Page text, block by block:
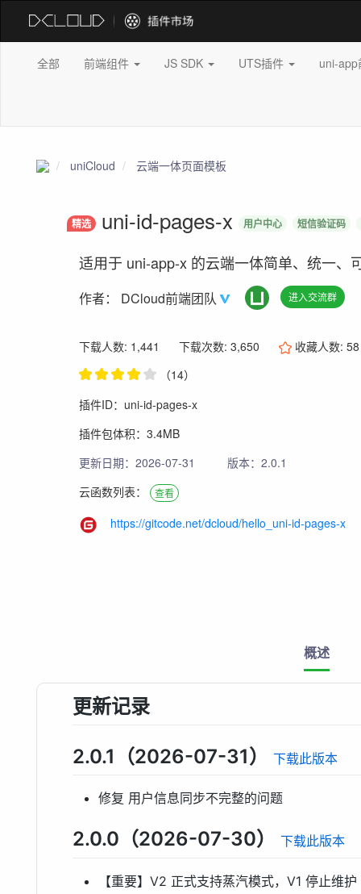
全部 前端组件 JS SDK UTS插件 uni-
uniCloud 云端一体页面模板
精选 uni-id-pages-x 用户中心 短信验证码
适用于 uni-app-x 的云端一体简单、统一、
作者： DCloud前端团队 进入交流群
下载人数: 1,441 下载次数: 3,650 收藏人数:58
（14）
插件ID：uni-id-pages-x
插件包体积：3.4MB
更新日期：2026-07-31
版本：2.0.1
云函数列表： 查看
https://gitcode.net/dcloud/hello_uni-id-pages-x
概述
更新记录
2.0.1（2026-07-31） 下载此版本
修复 用户信息同步不完整的问题
2.0.0（2026-07-30） 下载此版本
【重要】V2 正式支持蒸汽模式，V1 停止维护